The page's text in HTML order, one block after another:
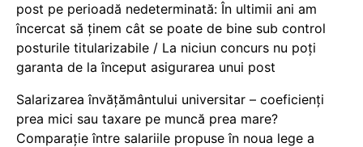
post pe perioadă nedeterminată: În ultimii ani am
încercat să ținem cât se poate de bine sub control
posturile titularizabile / La niciun concurs nu poți
garanta de la început asigurarea unui post
Salarizarea învățământului universitar – coeficienți
prea mici sau taxare pe muncă prea mare?
Comparație între salariile propuse în noua lege a